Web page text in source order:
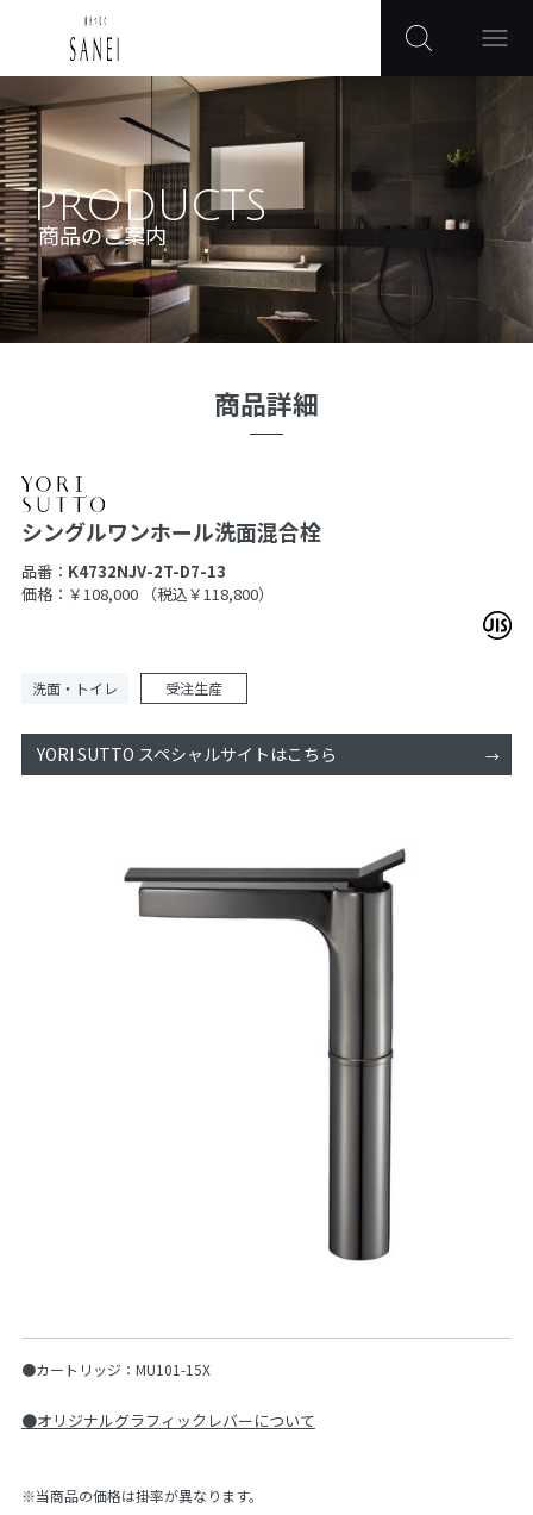
PRODUCTS
商品のご案内
商品詳細
シングルワンホール洗面混合栓
品番： K4732NJV-2T-D7-13
価格：￥108,000
（税込￥118,800）
洗面・トイレ 受注生産
YORI SUTTO スペシャルサイトはこちら
●カートリッジ：MU101-15X
●オリジナルグラフィックレバーについて
※当商品の価格は掛率が異なります。